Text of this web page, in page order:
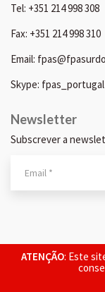
ATENÇÃO: Este
Tel: +351 214 998 308
Fax: +351 214 998 310
Email:
Skype: fpas_portugal
Newsletter
Subscrever a
© 2026